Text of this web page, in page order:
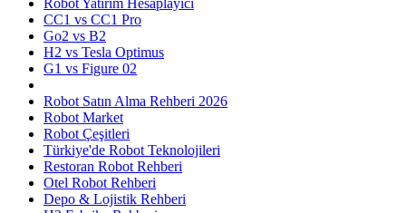
Robot Yatırım Hesaplayıcı
CC1 vs CC1 Pro
Go2 vs B2
H2 vs Tesla Optimus
G1 vs Figure 02
Robot Satın Alma Rehberi 2026
Robot Market
Robot Çeşitleri
Türkiye'de Robot Teknolojileri
Restoran Robot Rehberi
Otel Robot Rehberi
Depo & Lojistik Rehberi